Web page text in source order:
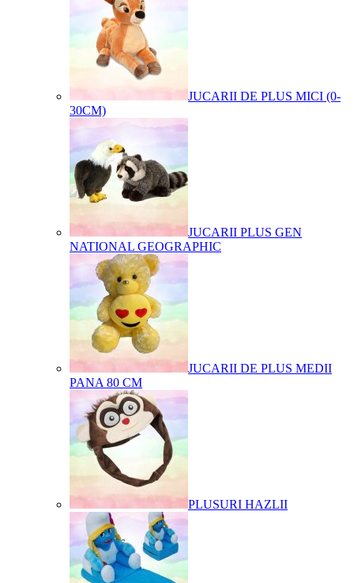
JUCARII DE PLUS MICI (0-
30CM)
JUCARII PLUS GEN
NATIONAL GEOGRAPHIC
JUCARII DE PLUS MEDII
PANA 80 CM
PLUSURI HAZLII